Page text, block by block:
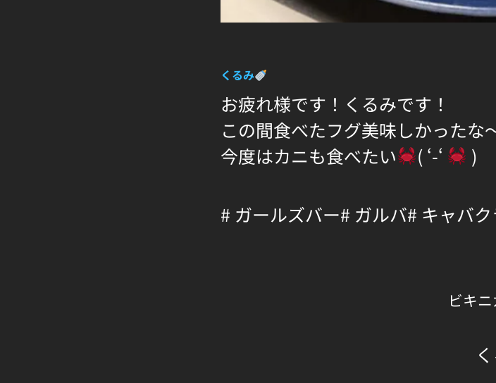
くるみ
お疲れ様です！くるみです！
この間食べたフグ美味しかったな
今度はカニも食べたい
( ‘-‘ )
# ガールズバー# ガルバ# キャバク
ビキ